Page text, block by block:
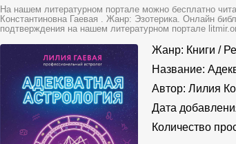
На нашем литературном портале можно бесплатно
Константиновна Гаевая . Жанр: Эзотерика. Онлайн
подтверждения на нашем литературном портале
Жанр: Книги /
Название:
Автор: Лилия
Дата
Количество